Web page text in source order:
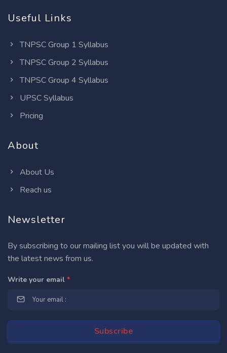
Useful Links
TNPSC Group 1 Syllabus
TNPSC Group 2 Syllabus
TNPSC Group 4 Syllabus
UPSC Syllabus
Pricing
About
About Us
Reach us
Newsletter
By subscribing to our mailing list you will be updated with
the latest news from us.
Write your email *